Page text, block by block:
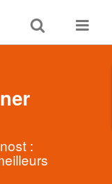
Toggle
search
Toggle
: